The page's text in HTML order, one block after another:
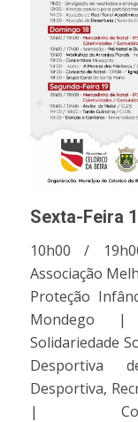
Sexta-Feira
10h00 /
Associação
Proteção
Mondego |
Solidariedade
Desportiva
Desportiva,
|